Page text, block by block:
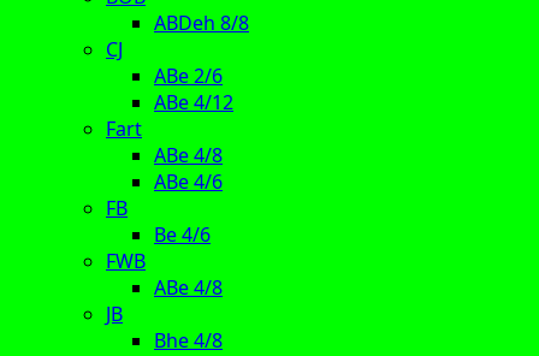
ABDeh 8/8
CJ
ABe 2/6
ABe 4/12
Fart
ABe 4/8
ABe 4/6
FB
Be 4/6
FWB
ABe 4/8
JB
Bhe 4/8